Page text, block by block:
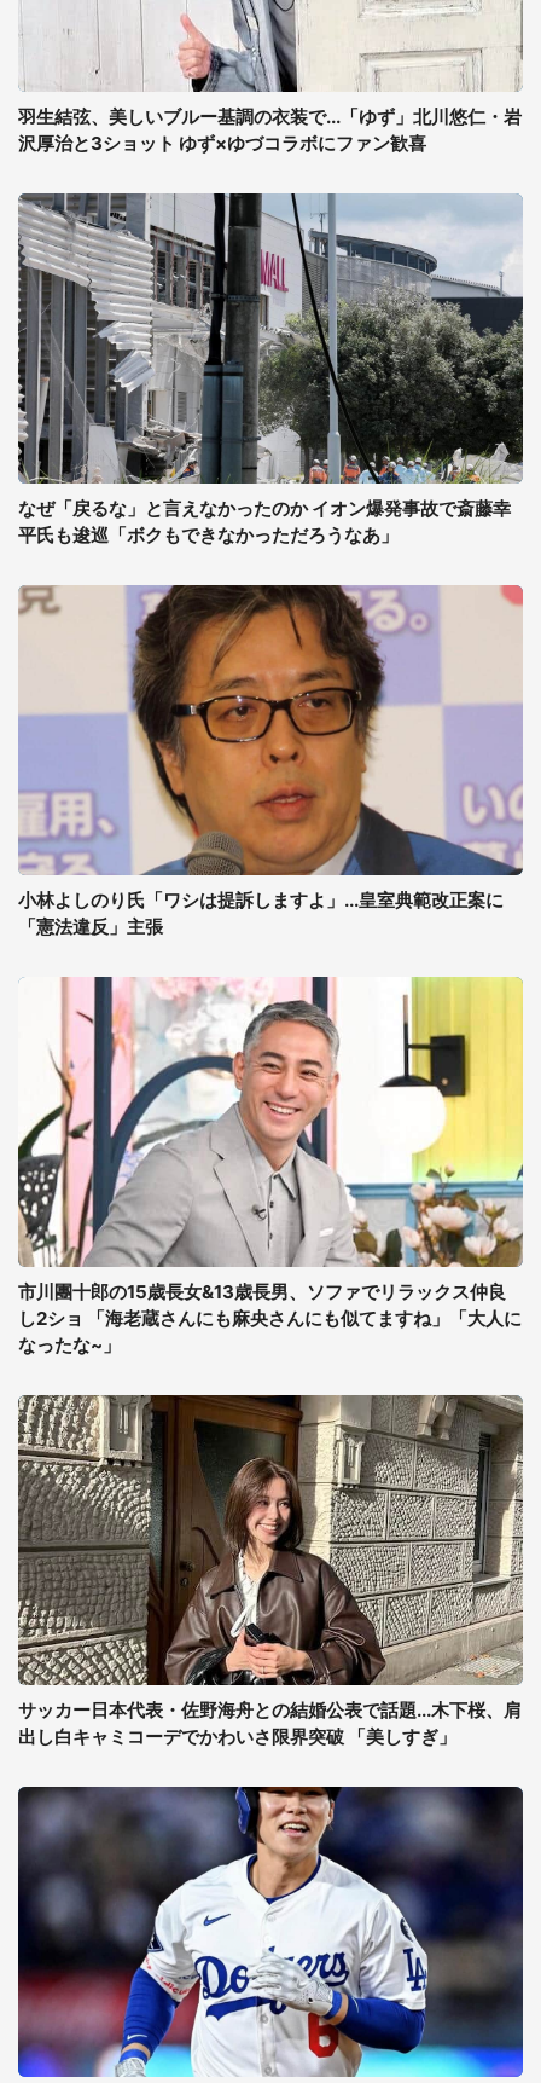
羽生結弦、美しいブルー基調の衣装で...「ゆず」北川悠仁・岩
沢厚治と3ショット ゆず×ゆづコラボにファン歓喜
なぜ「戻るな」と言えなかったのか イオン爆発事故で斎藤幸
平氏も逡巡「ボクもできなかっただろうなあ」
小林よしのり氏「ワシは提訴しますよ」...皇室典範改正案に
「憲法違反」主張
市川團十郎の15歳長女&13歳長男、ソファでリラックス仲良
し2ショ 「海老蔵さんにも麻央さんにも似てますね」「大人に
なったな~」
サッカー日本代表・佐野海舟との結婚公表で話題...木下桜、肩
出し白キャミコーデでかわいさ限界突破 「美しすぎ」